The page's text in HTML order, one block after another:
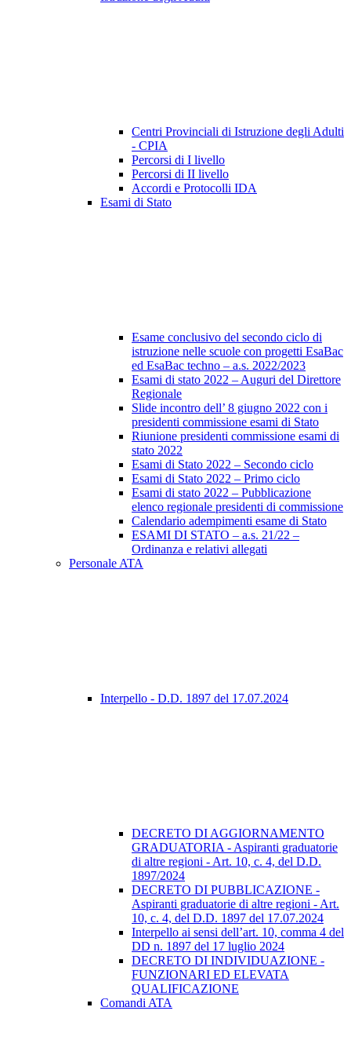
Centri Provinciali di Istruzione degli Adulti
- CPIA
Percorsi di I livello
Percorsi di II livello
Accordi e Protocolli IDA
Esami di Stato
Esame conclusivo del secondo ciclo di
istruzione nelle scuole con progetti EsaBac
ed EsaBac techno – a.s. 2022/2023
Esami di stato 2022 – Auguri del Direttore
Regionale
Slide incontro dell’ 8 giugno 2022 con i
presidenti commissione esami di Stato
Riunione presidenti commissione esami di
stato 2022
Esami di Stato 2022 – Secondo ciclo
Esami di Stato 2022 – Primo ciclo
Esami di stato 2022 – Pubblicazione
elenco regionale presidenti di commissione
Calendario adempimenti esame di Stato
ESAMI DI STATO – a.s. 21/22 –
Ordinanza e relativi allegati
Personale ATA
Interpello - D.D. 1897 del 17.07.2024
DECRETO DI AGGIORNAMENTO
GRADUATORIA - Aspiranti graduatorie
di altre regioni - Art. 10, c. 4, del D.D.
1897/2024
DECRETO DI PUBBLICAZIONE -
Aspiranti graduatorie di altre regioni - Art.
10, c. 4, del D.D. 1897 del 17.07.2024
Interpello ai sensi dell’art. 10, comma 4 del
DD n. 1897 del 17 luglio 2024
DECRETO DI INDIVIDUAZIONE -
FUNZIONARI ED ELEVATA
QUALIFICAZIONE
Comandi ATA